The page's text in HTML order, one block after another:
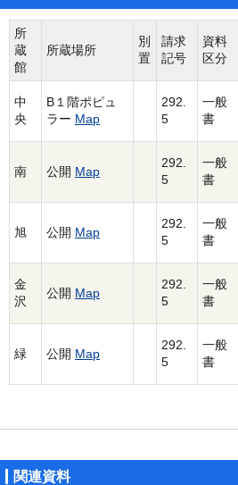
所
蔵
館
所蔵場所
別
置
請求
記号
資料
区分
中
央
B１階ポピュ
ラー Map
292.
5
一般
書
南 公開 Map
292.
5
一般
書
旭 公開 Map
292.
5
一般
書
金
沢
公開 Map
292.
5
一般
書
緑 公開 Map
292.
5
一般
書
関連資料